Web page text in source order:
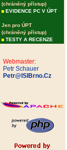
(chráněný přístup)
EVIDENCE PC V ÚPT
Jen pro ÚPT
(chráněný přístup)
TESTY A RECENZE
Webmaster:
Petr Schauer
Petr@ISIBrno.Cz